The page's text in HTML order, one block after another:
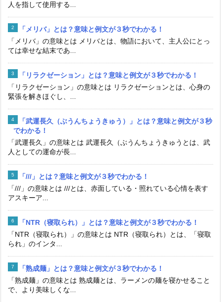
人を指して使用する...
「メリバ」とは？意味と例文が３秒でわかる！
「メリバ」の意味とは メリバとは、物語において、主人公にとっ
ては幸せな結末であ...
「リラクゼーション」とは？意味と例文が３秒でわかる！
「リラクゼーション」の意味とは リラクゼーションとは、心身の
緊張を解きほぐし、...
「武運長久（ぶうんちょうきゅう）」とは？意味と例文が３秒
でわかる！
「武運長久」の意味とは 武運長久（ぶうんちょうきゅうとは、武
人としての運命が長...
「///」とは？意味と例文が３秒でわかる！
「///」の意味とは ///とは、赤面している・照れている心情を表す
アスキーア...
「NTR（寝取られ）」とは？意味と例文が３秒でわかる！
「NTR（寝取られ）」の意味とは NTR（寝取られ）とは、「寝取
られ」のインタ...
「熟成麺」とは？意味と例文が３秒でわかる！
「熟成麺」の意味とは 熟成麺とは、ラーメンの麺を寝かせること
で、より美味しくな...